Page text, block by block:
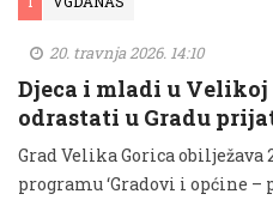
20. travnja 2026. 14:10
Djeca i mladi u Velikoj
odrastati u Gradu
Grad Velika Gorica obilježava
programu ‘Gradovi i općine –